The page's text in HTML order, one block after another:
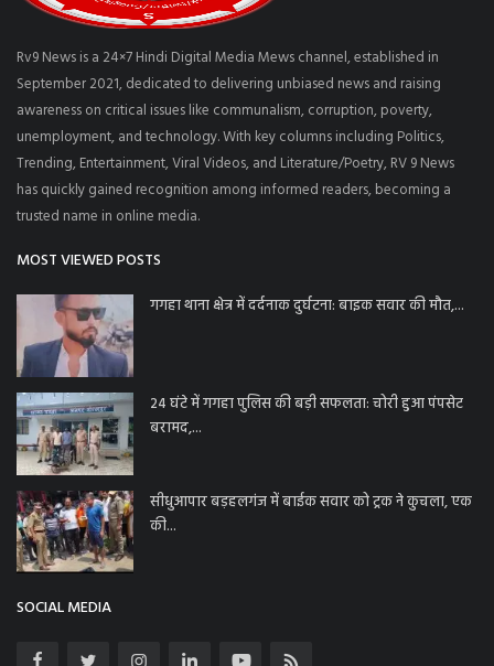
Rv9 News is a 24×7 Hindi Digital Media Mews channel, established in
September 2021, dedicated to delivering unbiased news and raising
awareness on critical issues like communalism, corruption, poverty,
unemployment, and technology. With key columns including Politics,
Trending, Entertainment, Viral Videos, and Literature/Poetry, RV 9 News
has quickly gained recognition among informed readers, becoming a
trusted name in online media.
MOST VIEWED POSTS
गगहा थाना क्षेत्र में दर्दनाक दुर्घटना: बाइक सवार की मौत,...
24 घंटे में गगहा पुलिस की बड़ी सफलता: चोरी हुआ पंपसेट
बरामद,...
सीधुआपार बड़हलगंज में बाईक सवार को ट्रक ने कुचला, एक
की...
SOCIAL MEDIA